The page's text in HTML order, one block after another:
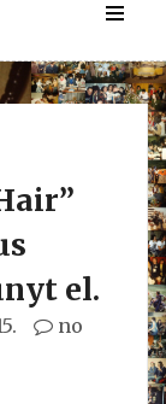
el.
no